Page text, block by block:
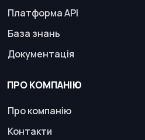
Платформа API
База знань
Документація
ПРО КОМПАНІЮ
Про компанію
Контакти